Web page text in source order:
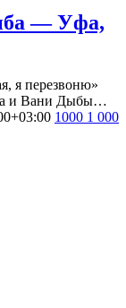
— Уфа,
я перезвоню»
и Вани Дыбы…
1000 1 000